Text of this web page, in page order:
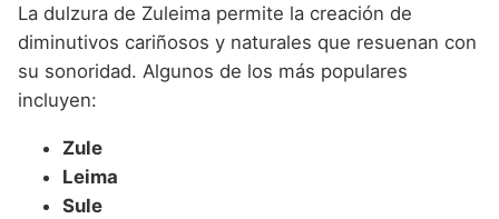
La dulzura de Zuleima permite la creación de
diminutivos cariñosos y naturales que resuenan con
su sonoridad. Algunos de los más populares
incluyen:
Zule
Leima
Sule